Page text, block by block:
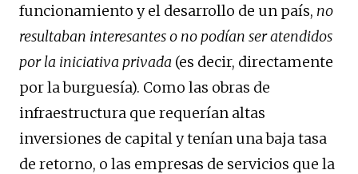
funcionamiento y el desarrollo de un país, no
resultaban interesantes o no podían ser atendidos
por la iniciativa privada (es decir, directamente
por la burguesía). Como las obras de
infraestructura que requerían altas
inversiones de capital y tenían una baja tasa
de retorno, o las empresas de servicios que la